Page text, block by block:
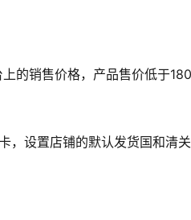
的销售价格，产品售价低于180
，设置店铺的默认发货国和清关